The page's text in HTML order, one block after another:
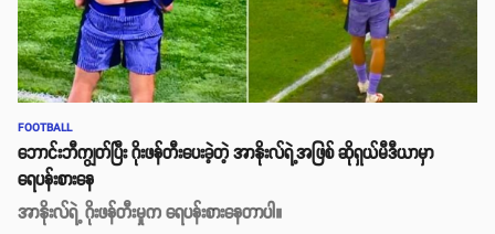
FOOTBALL
ဘောင်းဘီကျွတ်ပြီး ဂိုးဖန်တီးပေးခဲ့တဲ့ အာနိုးလ်ရဲ့အဖြစ် ဆိုရှယ်မီဒီယာမှာ
ရေပန်းစားနေ
အာနိုးလ်ရဲ့ ဂိုးဖန်တီးမှုက ရေပန်းစားနေတာပါ။